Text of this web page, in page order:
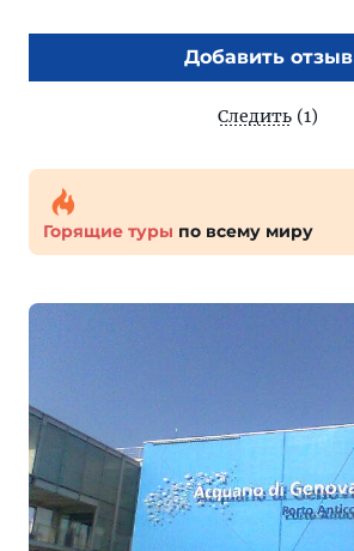
Добавить отзыв
Следить (1)
Горящие туры по всему миру